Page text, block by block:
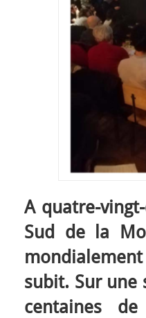
A quatre-
Sud de la
subit. Sur une
centaines